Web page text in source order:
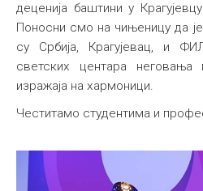
деценија баштини у
Поносни смо на чињеницу да
су Србија, Крагујевац, и
светских центара неговања
изражаја на хармоници.
Честитамо студентима и